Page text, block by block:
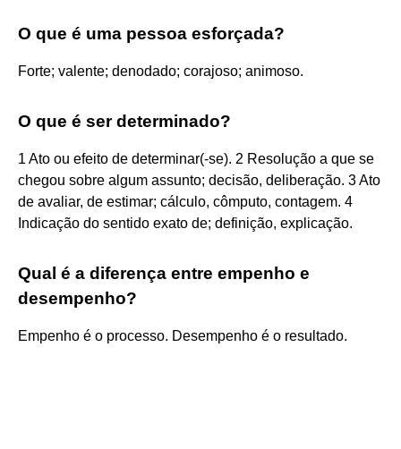
O que é uma pessoa esforçada?
Forte; valente; denodado; corajoso; animoso.
O que é ser determinado?
1 Ato ou efeito de determinar(-se). 2 Resolução a que se
chegou sobre algum assunto; decisão, deliberação. 3 Ato
de avaliar, de estimar; cálculo, cômputo, contagem. 4
Indicação do sentido exato de; definição, explicação.
Qual é a diferença entre empenho e
desempenho?
Empenho é o processo. Desempenho é o resultado.